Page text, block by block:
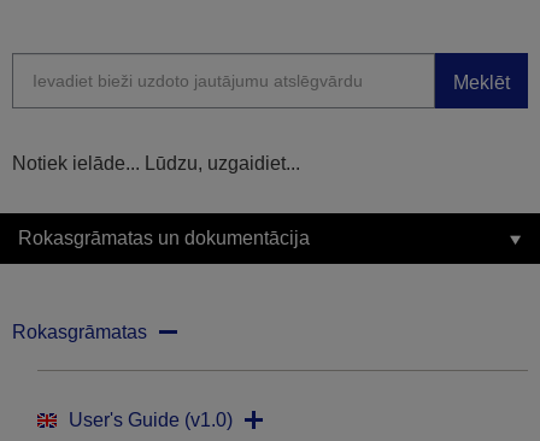
Meklēt
Notiek ielāde... Lūdzu, uzgaidiet...
Rokasgrāmatas un dokumentācija
Rokasgrāmatas
User's Guide (v1.0)